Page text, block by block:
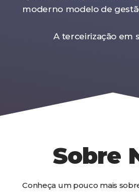
moderno modelo de
A terceirização em
Sobre
Conheça um pouco mais